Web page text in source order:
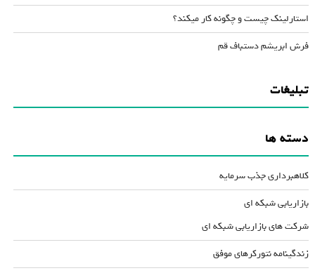
استارلینک چیست و چگونه کار میکند؟
فرش ابریشم دستباف قم
تبلیغات
دسته ها
کلاهبرداری جذب سرمایه
بازاریابی شبکه ای
شرکت های بازاریابی شبکه ای
زندگینامه نتورکرهای موفق